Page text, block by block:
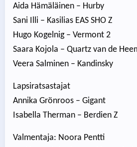
Aida Hämäläinen – Hurby
Sani Illi – Kasilias EAS SHO Z
Hugo Kogelnig – Vermont 2
Saara Kojola – Quartz van de
Veera Salminen – Kandinsky
Lapsiratsastajat
Annika Grönroos – Gigant
Isabella Therman – Berdien Z
Valmentaja: Noora Pentti